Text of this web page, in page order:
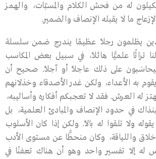
له من فحش الكلام والمسبّات، والهمز
ما لا يقبله الإنصاف والضمير.
يظلمون رجلاً عظيمًا يندرج ضمن سلسلة
تراثًا علميًّا هائلاً، في سبيل بعض المكاسب
سيحاسَبون على ذلك عاجلاً أو آجلاً. صحيح أن
به الأعداء، ولكن غدر الأصدقاء وخذلانهم
له العرش. فقد لا تعجبكم أفكاره وأساليبه،
في حدود الإنصاف والمبادئ العلمية، بل
ولا تلقوا له بالاً. ولكن إذا كان الأسلوب
واللياقة، وكان منحطًّا عن مستوى الأدب
له إلا تفسير واحد وهو أن هناك تعفنًا في